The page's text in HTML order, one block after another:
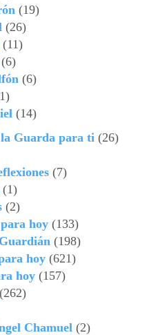
(19)
(26)
(11)
(6)
(6)
(14)
Guarda para ti (26)
(7)
(1)
(2)
hoy (133)
(198)
hoy (621)
hoy (157)
(262)
Chamuel (2)